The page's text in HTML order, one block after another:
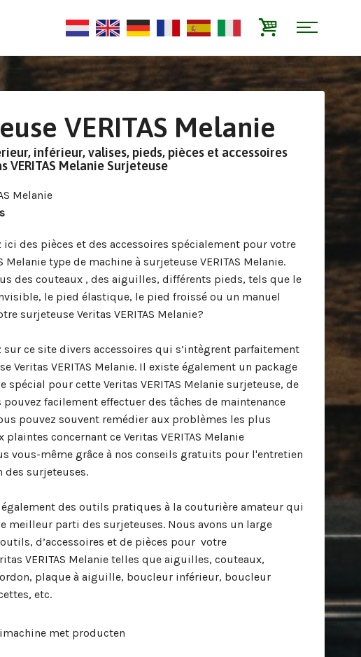
VERITAS Melanie
inférieur, valises, pieds, pièces et accessoires
VERITAS Melanie Surjeteuse
Melanie
ici des pièces et des accessoires spécialement pour votre
Melanie type de machine à surjeteuse VERITAS Melanie.
des couteaux , des aiguilles, différents pieds, tels que le
le pied élastique, le pied froissé ou un manuel
surjeteuse Veritas VERITAS Melanie?
sur ce site divers accessoires qui s’intègrent parfaitement
Veritas VERITAS Melanie. Il existe également un package
spécial pour cette Veritas VERITAS Melanie surjeteuse, de
facilement effectuer des tâches de maintenance
pouvez souvent remédier aux problèmes les plus
plaintes concernant ce Veritas VERITAS Melanie
vous-même grâce à nos conseils gratuits pour l'entretien
des surjeteuses.
des outils pratiques à la couturière amateur qui
meilleur parti des surjeteuses. Nous avons un large
d’accessoires et de pièces pour votre
VERITAS Melanie telles que aiguilles, couteaux,
plaque à aiguille, boucleur inférieur, boucleur
etc.
met producten